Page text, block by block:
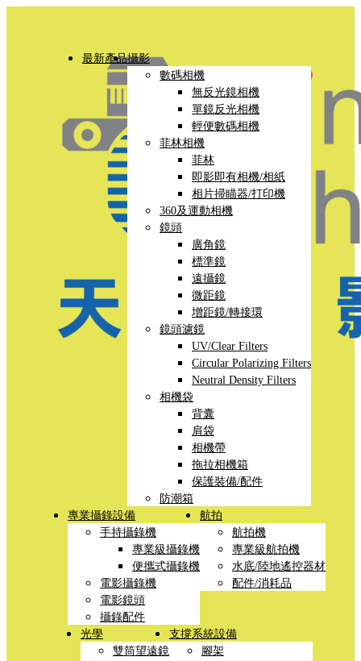
最新產品攝影
數碼相機
無反光鏡相機
單鏡反光相機
輕便數碼相機
菲林相機
菲林
即影即有相機/相紙
相片掃瞄器/打印機
360及運動相機
鏡頭
廣角鏡
標準鏡
遠攝鏡
微距鏡
增距鏡/轉接環
鏡頭濾鏡
UV/Clear Filters
Circular Polarizing Filters
Neutral Density Filters
相機袋
背囊
肩袋
相機帶
拖拉相機箱
保護裝備/配件
防潮箱
專業攝錄設備
手持攝錄機
專業級攝錄機
便攜式攝錄機
電影攝錄機
電影鏡頭
攝錄配件
航拍
航拍機
專業級航拍機
水底/陸地遙控器材
配件/消耗品
光學
雙筒望遠鏡
支撐系統設備
腳架